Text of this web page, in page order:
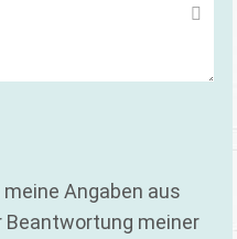
Angaben aus
Beantwortung meiner